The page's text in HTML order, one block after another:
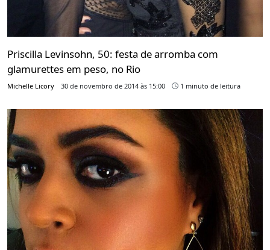
Priscilla Levinsohn, 50: festa de arromba com
glamurettes em peso, no Rio
Michelle Licory 30 de novembro de 2014 às 15:00 1 minuto de leitura